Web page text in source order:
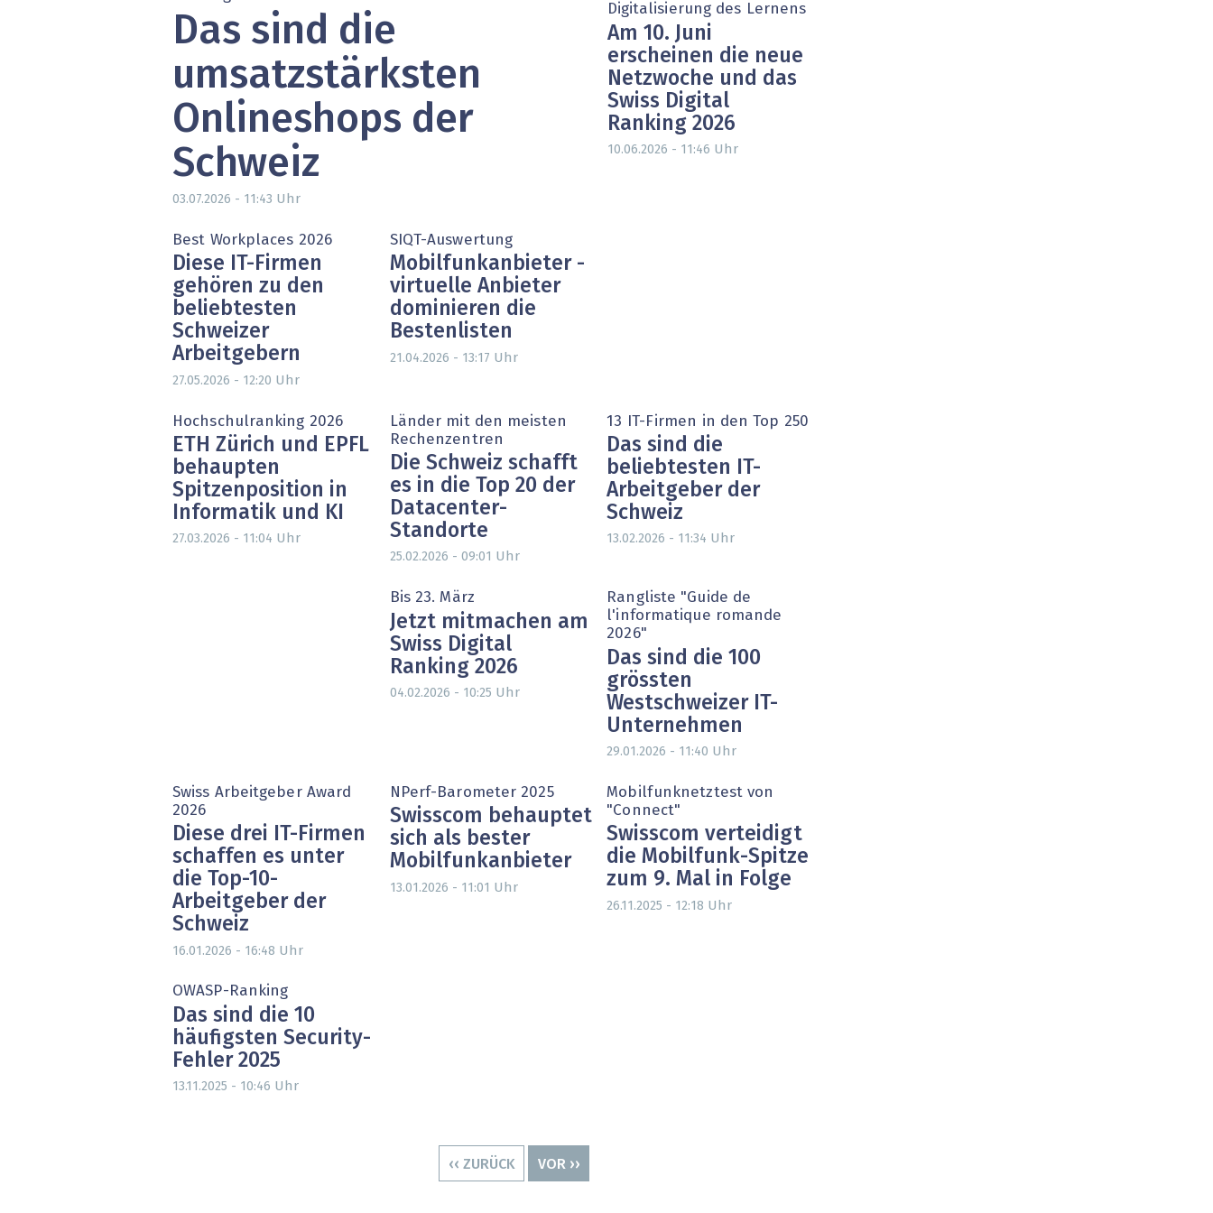
» alle News Gesundheit wird digital
Blockchain
EU-DSGVO
» alle Dossiers
IT for Health
Artificial Intelligence
Finance 2030
Fintech & Insurtech
Das sind die
umsatzstärksten
Onlineshops der
Schweiz
03.07.2026 - 11:43 Uhr
Digitalisierung des Lernens
Am 10. Juni
erscheinen die neue
Netzwoche und das
Swiss Digital
Ranking 2026
10.06.2026 - 11:46 Uhr
Best Workplaces 2026
Diese IT-Firmen
gehören zu den
beliebtesten
Schweizer
Arbeitgebern
27.05.2026 - 12:20 Uhr
SIQT-Auswertung
Mobilfunkanbieter -
virtuelle Anbieter
dominieren die
Bestenlisten
21.04.2026 - 13:17 Uhr
Hochschulranking 2026
ETH Zürich und EPFL
behaupten
Spitzenposition in
Informatik und KI
27.03.2026 - 11:04 Uhr
Länder mit den meisten
Rechenzentren
Die Schweiz schafft
es in die Top 20 der
Datacenter-
Standorte
25.02.2026 - 09:01 Uhr
13 IT-Firmen in den Top 250
Das sind die
beliebtesten IT-
Arbeitgeber der
Schweiz
13.02.2026 - 11:34 Uhr
Bis 23. März
Jetzt mitmachen am
Swiss Digital
Ranking 2026
04.02.2026 - 10:25 Uhr
Rangliste "Guide de
l'informatique romande
2026"
Das sind die 100
grössten
Westschweizer IT-
Unternehmen
29.01.2026 - 11:40 Uhr
Swiss Arbeitgeber Award
2026
Diese drei IT-Firmen
schaffen es unter
die Top-10-
Arbeitgeber der
Schweiz
16.01.2026 - 16:48 Uhr
NPerf-Barometer 2025
Swisscom behauptet
sich als bester
Mobilfunkanbieter
13.01.2026 - 11:01 Uhr
Mobilfunknetztest von
"Connect"
Swisscom verteidigt
die Mobilfunk-Spitze
zum 9. Mal in Folge
26.11.2025 - 12:18 Uhr
OWASP-Ranking
Das sind die 10
häufigsten Security-
Fehler 2025
13.11.2025 - 10:46 Uhr
VORHERIGE
‹‹ ZURÜCK
NÄCHSTE
VOR ››